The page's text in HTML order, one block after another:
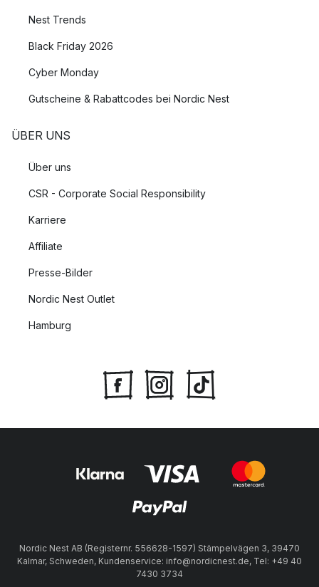
Nest Trends
Black Friday 2026
Cyber Monday
Gutscheine & Rabattcodes bei Nordic Nest
ÜBER UNS
Über uns
CSR - Corporate Social Responsibility
Karriere
Affiliate
Presse-Bilder
Nordic Nest Outlet
Hamburg
Nordic Nest AB (Registernr. 556628-1597) Stämpelvägen 3, 39470
Kalmar, Schweden, Kundenservice: info@nordicnest.de, Tel: +49 40
7430 3734